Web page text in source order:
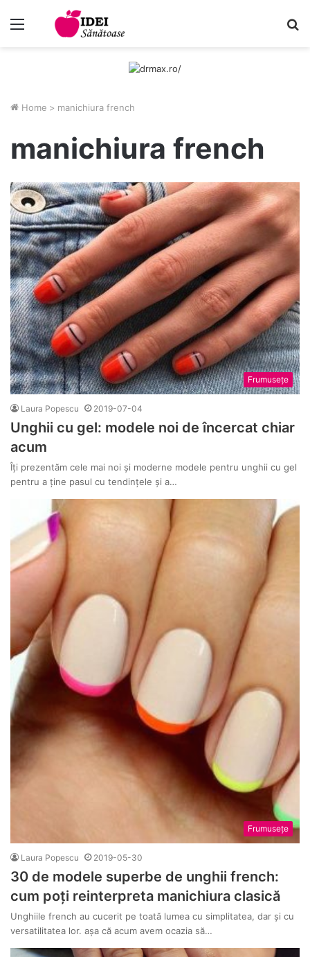
Home > manichiura french
manichiura french
Frumusețe
Laura Popescu 2019-07-04
Unghii cu gel: modele noi de încercat chiar
acum
Îți prezentăm cele mai noi și moderne modele pentru unghii cu gel
pentru a ține pasul cu tendințele și a…
Frumusețe
Laura Popescu 2019-05-30
30 de modele superbe de unghii french:
cum poți reinterpreta manichiura clasică
Unghiile french au cucerit pe toată lumea cu simplitatea, dar și cu
versatilitatea lor. așa că acum avem ocazia să…